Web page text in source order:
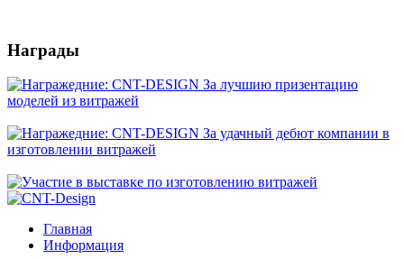
Награды
Главная
Информация